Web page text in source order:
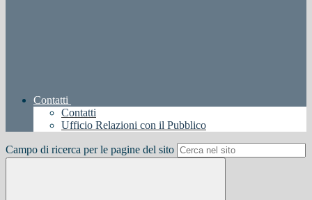
Contatti
Contatti
Ufficio Relazioni con il Pubblico
Campo di ricerca per le pagine del sito